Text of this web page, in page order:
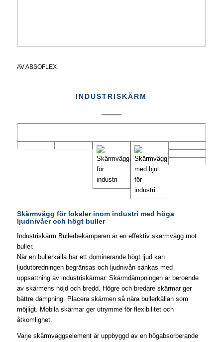
AVABSOFLEX
INDUSTRISKÄRM
Skärmvägg för lokaler inom industri med höga
ljudnivåer och högt buller
Industriskärm Bullerbekämparen är en effektiv skärmvägg mot
buller.​
När en bullerkälla har ett dominerande högt ljud kan
ljudutbredningen begränsas och ljudnivån sänkas med
uppsättning av industriskärmar. Skärmdämpningen är beroende
av skärmens höjd och bredd. Högre och bredare skärmar ger
bättre dämpning. Placera skärmen så nära bullerkällan som
möjligt. Mobila skärmar ger utrymme för flexibilitet och
åtkomlighet.
Varje skärmväggselement är uppbyggd av en högabsorberande